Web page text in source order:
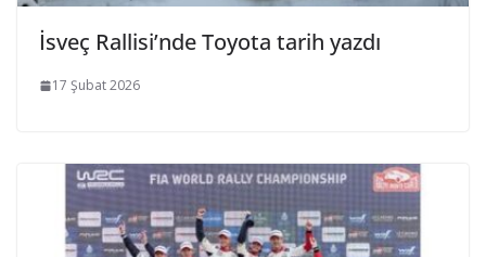
İsveç Rallisi’nde Toyota tarih yazdı
17 Şubat 2026